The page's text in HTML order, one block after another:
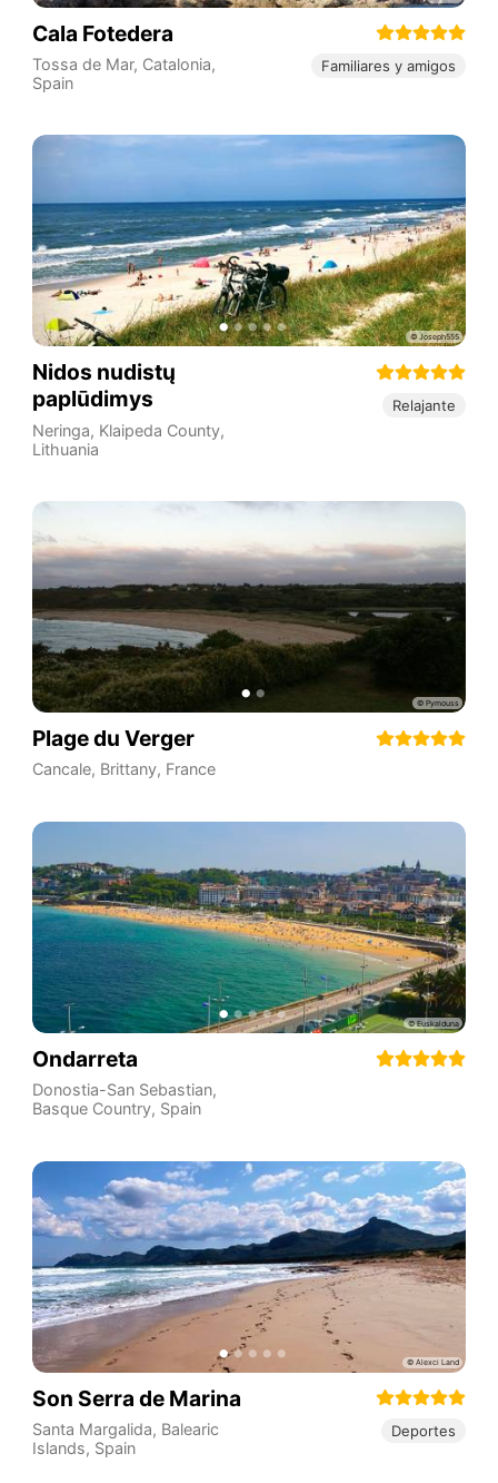
Cala Fotedera
Tossa de Mar, Catalonia,
Spain
Familiares y amigos
Nidos nudistų
paplūdimys
Neringa, Klaipeda County,
Lithuania
Relajante
Plage du Verger
Cancale, Brittany, France
Ondarreta
Donostia-San Sebastian,
Basque Country, Spain
Son Serra de Marina
Santa Margalida, Balearic
Islands, Spain
Deportes